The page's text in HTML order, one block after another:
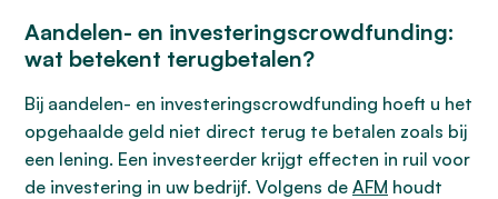
Aandelen- en investeringscrowdfunding:
wat betekent terugbetalen?
Bij aandelen- en investeringscrowdfunding hoeft u het
opgehaalde geld niet direct terug te betalen zoals bij
een lening. Een investeerder krijgt effecten in ruil voor
de investering in uw bedrijf. Volgens de AFM houdt